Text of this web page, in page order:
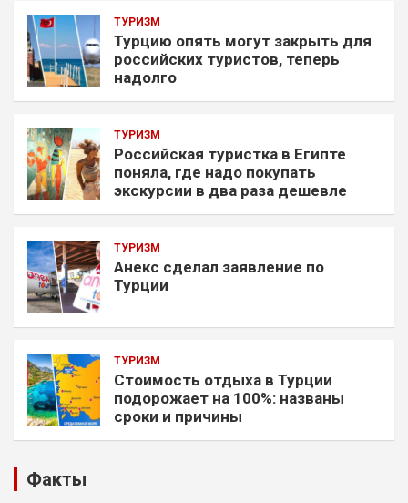
ТУРИЗМ
Турцию опять могут закрыть для
российских туристов, теперь
надолго
ТУРИЗМ
Российская туристка в Египте
поняла, где надо покупать
экскурсии в два раза дешевле
ТУРИЗМ
Анекс сделал заявление по
Турции
ТУРИЗМ
Стоимость отдыха в Турции
подорожает на 100%: названы
сроки и причины
Факты